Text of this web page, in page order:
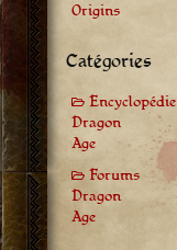
Origins
Catégories
Encyclopédie
Dragon
Age
Forums
Dragon
Age